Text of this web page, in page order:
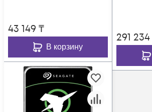
43 149 ₸
В корзину
291 234